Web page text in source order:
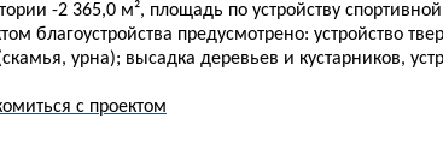
-2 365,0 м², площадь по устройству
благоустройства предусмотрено: устройство
урна); высадка деревьев и кустарников,
с проектом